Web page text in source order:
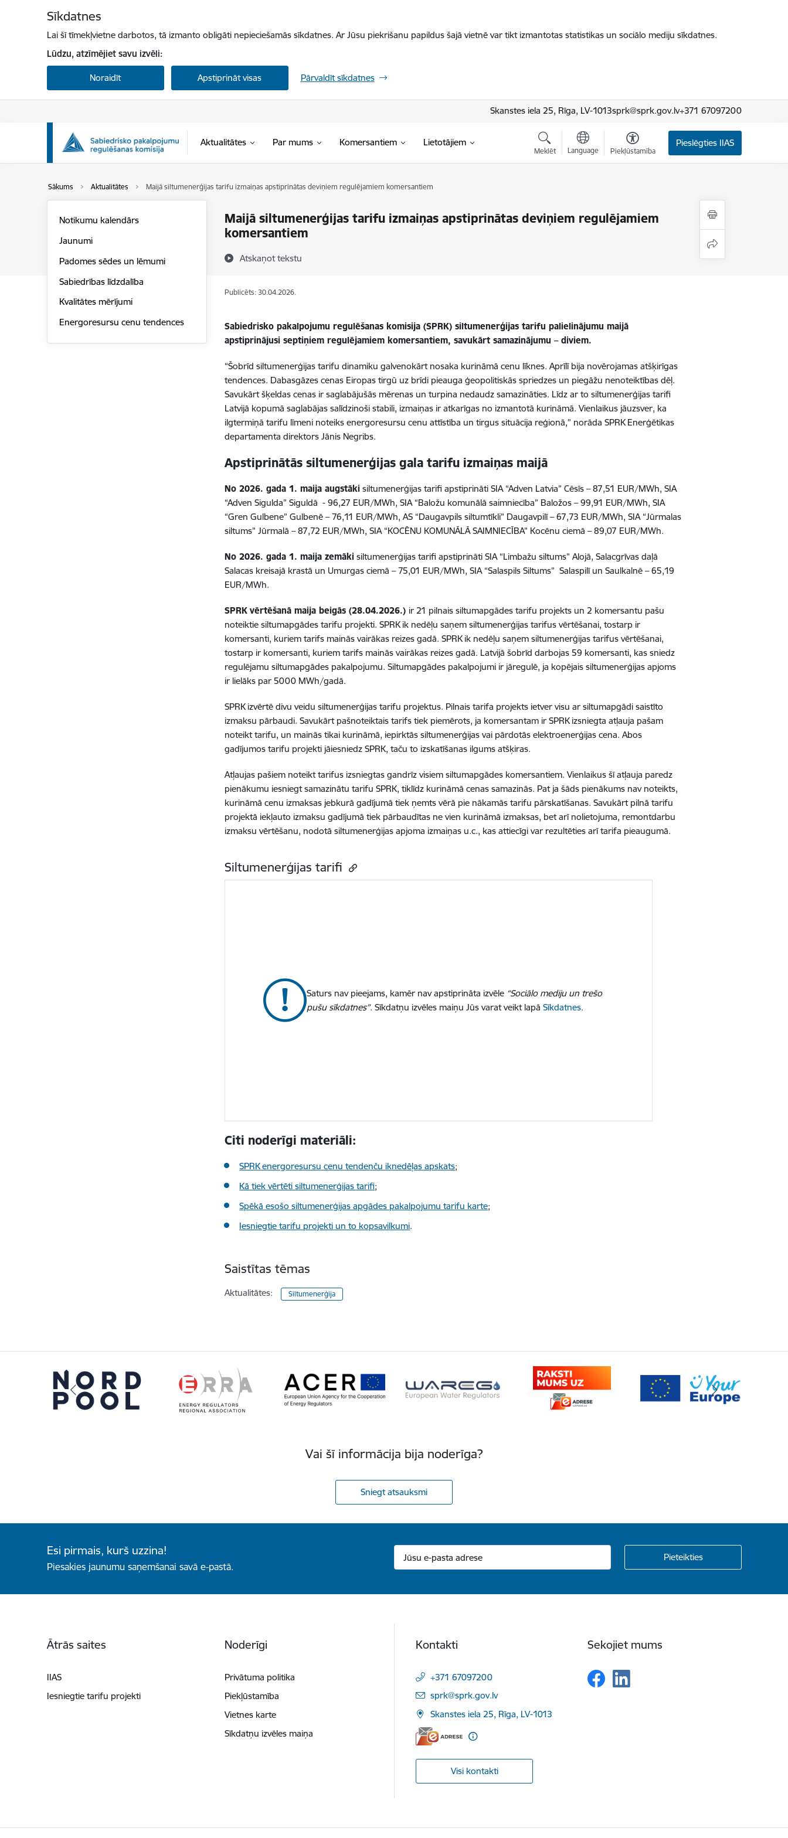
Sīkdatnes
Lai šī tīmekļvietne darbotos, tā izmanto obligāti nepieciešamās sīkdatnes. Ar Jūsu piekrišanu papildus šajā vietnē var tikt izmantotas statistikas un sociālo mediju sīkdatnes.
Lūdzu, atzīmējiet savu izvēli:
Noraidīt Apstiprināt visas Pārvaldīt sīkdatnes
Skanstes iela 25, Rīga, LV-1013sprk@sprk.gov.lv+371 67097200
Aktualitātes Par mums Komersantiem Lietotājiem
Meklēt Language Piekļūstamība
Pieslēgties IIAS
Sākums Aktualitātes Maijā siltumenerģijas tarifu izmaiņas apstiprinātas deviņiem regulējamiem komersantiem
Maijā siltumenerģijas tarifu izmaiņas apstiprinātas deviņiem regulējamiem
komersantiem
Atskaņot tekstu
Notikumu kalendārs
Jaunumi
Padomes sēdes un lēmumi
Sabiedrības līdzdalība
Kvalitātes mērījumi
Energoresursu cenu tendences
Publicēts: 30.04.2026.
Sabiedrisko pakalpojumu regulēšanas komisija (SPRK) siltumenerģijas tarifu palielinājumu maijā
apstiprinājusi septiņiem regulējamiem komersantiem, savukārt samazinājumu – diviem.
“Šobrīd siltumenerģijas tarifu dinamiku galvenokārt nosaka kurināmā cenu līknes. Aprīlī bija novērojamas atšķirīgas
tendences. Dabasgāzes cenas Eiropas tirgū uz brīdi pieauga ģeopolitiskās spriedzes un piegāžu nenoteiktības dēļ.
Savukārt šķeldas cenas ir saglabājušās mērenas un turpina nedaudz samazināties. Līdz ar to siltumenerģijas tarifi
Latvijā kopumā saglabājas salīdzinoši stabili, izmaiņas ir atkarīgas no izmantotā kurināmā. Vienlaikus jāuzsver, ka
ilgtermiņā tarifu līmeni noteiks energoresursu cenu attīstība un tirgus situācija reģionā,” norāda SPRK Enerģētikas
departamenta direktors Jānis Negribs.
Apstiprinātās siltumenerģijas gala tarifu izmaiņas maijā
No 2026. gada 1. maija augstāki siltumenerģijas tarifi apstiprināti SIA “Adven Latvia” Cēsīs – 87,51 EUR/MWh, SIA
“Adven Sigulda” Siguldā - 96,27 EUR/MWh, SIA “Baložu komunālā saimniecība” Baložos – 99,91 EUR/MWh, SIA
“Gren Gulbene” Gulbenē – 76,11 EUR/MWh, AS “Daugavpils siltumtīkli” Daugavpilī – 67,73 EUR/MWh, SIA “Jūrmalas
siltums” Jūrmalā – 87,72 EUR/MWh, SIA “KOCĒNU KOMUNĀLĀ SAIMNIECĪBA” Kocēnu ciemā – 89,07 EUR/MWh.
No 2026. gada 1. maija zemāki siltumenerģijas tarifi apstiprināti SIA “Limbažu siltums” Alojā, Salacgrīvas daļā
Salacas kreisajā krastā un Umurgas ciemā – 75,01 EUR/MWh, SIA “Salaspils Siltums” Salaspilī un Saulkalnē – 65,19
EUR/MWh.
SPRK vērtēšanā maija beigās (28.04.2026.) ir 21 pilnais siltumapgādes tarifu projekts un 2 komersantu pašu
noteiktie siltumapgādes tarifu projekti. SPRK ik nedēļu saņem siltumenerģijas tarifus vērtēšanai, tostarp ir
komersanti, kuriem tarifs mainās vairākas reizes gadā. SPRK ik nedēļu saņem siltumenerģijas tarifus vērtēšanai,
tostarp ir komersanti, kuriem tarifs mainās vairākas reizes gadā. Latvijā šobrīd darbojas 59 komersanti, kas sniedz
regulējamu siltumapgādes pakalpojumu. Siltumapgādes pakalpojumi ir jāregulē, ja kopējais siltumenerģijas apjoms
ir lielāks par 5000 MWh/gadā.
SPRK izvērtē divu veidu siltumenerģijas tarifu projektus. Pilnais tarifa projekts ietver visu ar siltumapgādi saistīto
izmaksu pārbaudi. Savukārt pašnoteiktais tarifs tiek piemērots, ja komersantam ir SPRK izsniegta atļauja pašam
noteikt tarifu, un mainās tikai kurināmā, iepirktās siltumenerģijas vai pārdotās elektroenerģijas cena. Abos
gadījumos tarifu projekti jāiesniedz SPRK, taču to izskatīšanas ilgums atšķiras.
Atļaujas pašiem noteikt tarifus izsniegtas gandrīz visiem siltumapgādes komersantiem. Vienlaikus šī atļauja paredz
pienākumu iesniegt samazinātu tarifu SPRK, tiklīdz kurināmā cenas samazinās. Pat ja šāds pienākums nav noteikts,
kurināmā cenu izmaksas jebkurā gadījumā tiek ņemts vērā pie nākamās tarifu pārskatīšanas. Savukārt pilnā tarifu
projektā iekļauto izmaksu gadījumā tiek pārbaudītas ne vien kurināmā izmaksas, bet arī nolietojuma, remontdarbu
izmaksu vērtēšanu, nodotā siltumenerģijas apjoma izmaiņas u.c., kas attiecīgi var rezultēties arī tarifa pieaugumā.
Siltumenerģijas tarifi
Saturs nav pieejams, kamēr nav apstiprināta izvēle “Sociālo mediju un trešo
pušu sīkdatnes”. Sīkdatņu izvēles maiņu Jūs varat veikt lapāSīkdatnes.
Citi noderīgi materiāli:
SPRK energoresursu cenu tendenču iknedēļas apskats;
Kā tiek vērtēti siltumenerģijas tarifi;
Spēkā esošo siltumenerģijas apgādes pakalpojumu tarifu karte;
Iesniegtie tarifu projekti un to kopsavilkumi.
Saistītas tēmas
Aktualitātes: Siltumenerģija
Vai šī informācija bija noderīga?
Sniegt atsauksmi
Esi pirmais, kurš uzzina!
Piesakies jaunumu saņemšanai savā e-pastā.
Ātrās saites
IIAS
Iesniegtie tarifu projekti
Noderīgi
Privātuma politika
Piekļūstamība
Vietnes karte
Sīkdatņu izvēles maiņa
Kontakti
+371 67097200
E-pasts:
sprk@sprk.gov.lv
Skanstes iela 25, Rīga, LV-1013
Visi kontakti
Sekojiet mums